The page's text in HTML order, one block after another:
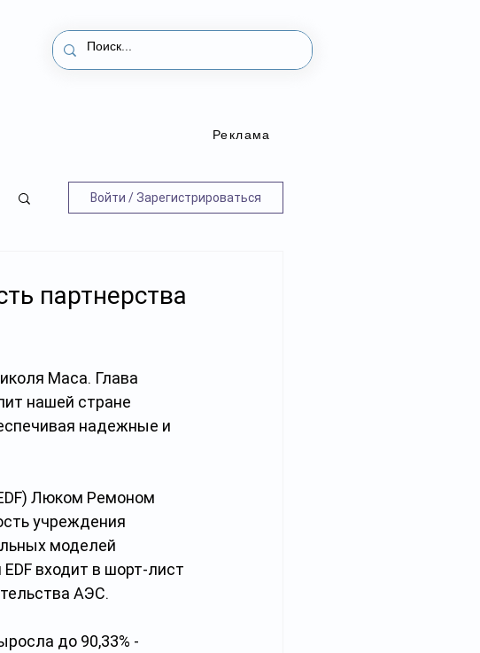
Реклама
Войти / Зарегистрироваться
партнерства
Маса. Глава
нашей стране
надежные и
Люком Ремоном
учреждения
моделей
входит в шорт-лист
АЭС.
до 90,33% -